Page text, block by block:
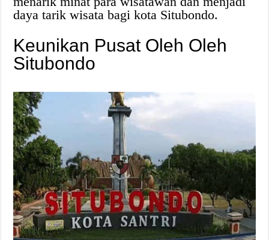
daya tarik wisata bagi kota Situbondo.
Keunikan Pusat Oleh Oleh
Situbondo